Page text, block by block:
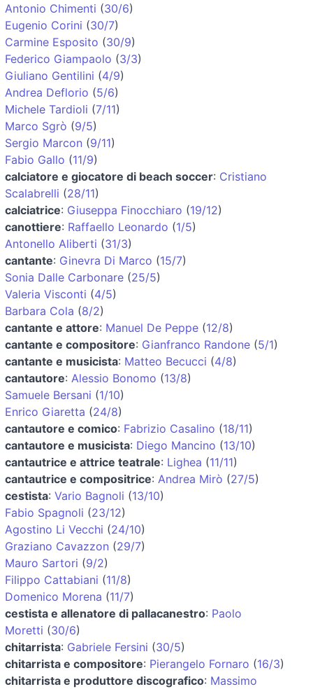
Antonio Chimenti (30/6)
Eugenio Corini (30/7)
Carmine Esposito (30/9)
Federico Giampaolo (3/3)
Giuliano Gentilini (4/9)
Andrea Deflorio (5/6)
Michele Tardioli (7/11)
Marco Sgrò (9/5)
Sergio Marcon (9/11)
Fabio Gallo (11/9)
calciatore e giocatore di beach soccer: Cristiano
Scalabrelli (28/11)
calciatrice: Giuseppa Finocchiaro (19/12)
canottiere: Raffaello Leonardo (1/5)
Antonello Aliberti (31/3)
cantante: Ginevra Di Marco (15/7)
Sonia Dalle Carbonare (25/5)
Valeria Visconti (4/5)
Barbara Cola (8/2)
cantante e attore: Manuel De Peppe (12/8)
cantante e compositore: Gianfranco Randone (5/1)
cantante e musicista: Matteo Becucci (4/8)
cantautore: Alessio Bonomo (13/8)
Samuele Bersani (1/10)
Enrico Giaretta (24/8)
cantautore e comico: Fabrizio Casalino (18/11)
cantautore e musicista: Diego Mancino (13/10)
cantautrice e attrice teatrale: Lighea (11/11)
cantautrice e compositrice: Andrea Mirò (27/5)
cestista: Vario Bagnoli (13/10)
Fabio Spagnoli (23/12)
Agostino Li Vecchi (24/10)
Graziano Cavazzon (29/7)
Mauro Sartori (9/2)
Filippo Cattabiani (11/8)
Domenico Morena (11/7)
cestista e allenatore di pallacanestro: Paolo
Moretti (30/6)
chitarrista: Gabriele Fersini (30/5)
chitarrista e compositore: Pierangelo Fornaro (16/3)
chitarrista e produttore discografico: Massimo